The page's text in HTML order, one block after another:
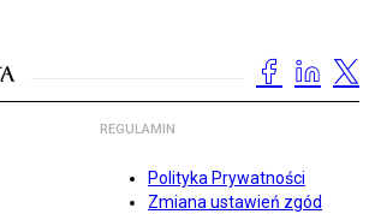
REGULAMIN
Polityka Prywatności
Zmiana ustawień zgód